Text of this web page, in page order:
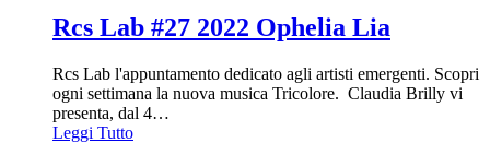
Rcs Lab #27 2022 Ophelia Lia
Rcs Lab l'appuntamento dedicato agli artisti emergenti. Scopri
ogni settimana la nuova musica Tricolore. Claudia Brilly vi
presenta, dal 4…
Leggi Tutto